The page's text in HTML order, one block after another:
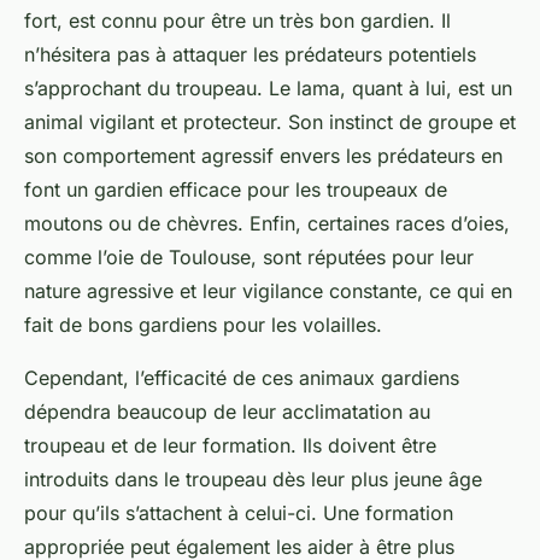
fort, est connu pour être un très bon gardien. Il
n’hésitera pas à attaquer les prédateurs potentiels
s’approchant du troupeau. Le lama, quant à lui, est un
animal vigilant et protecteur. Son instinct de groupe et
son comportement agressif envers les prédateurs en
font un gardien efficace pour les troupeaux de
moutons ou de chèvres. Enfin, certaines races d’oies,
comme l’oie de Toulouse, sont réputées pour leur
nature agressive et leur vigilance constante, ce qui en
fait de bons gardiens pour les volailles.
Cependant, l’efficacité de ces animaux gardiens
dépendra beaucoup de leur acclimatation au
troupeau et de leur formation. Ils doivent être
introduits dans le troupeau dès leur plus jeune âge
pour qu’ils s’attachent à celui-ci. Une formation
appropriée peut également les aider à être plus